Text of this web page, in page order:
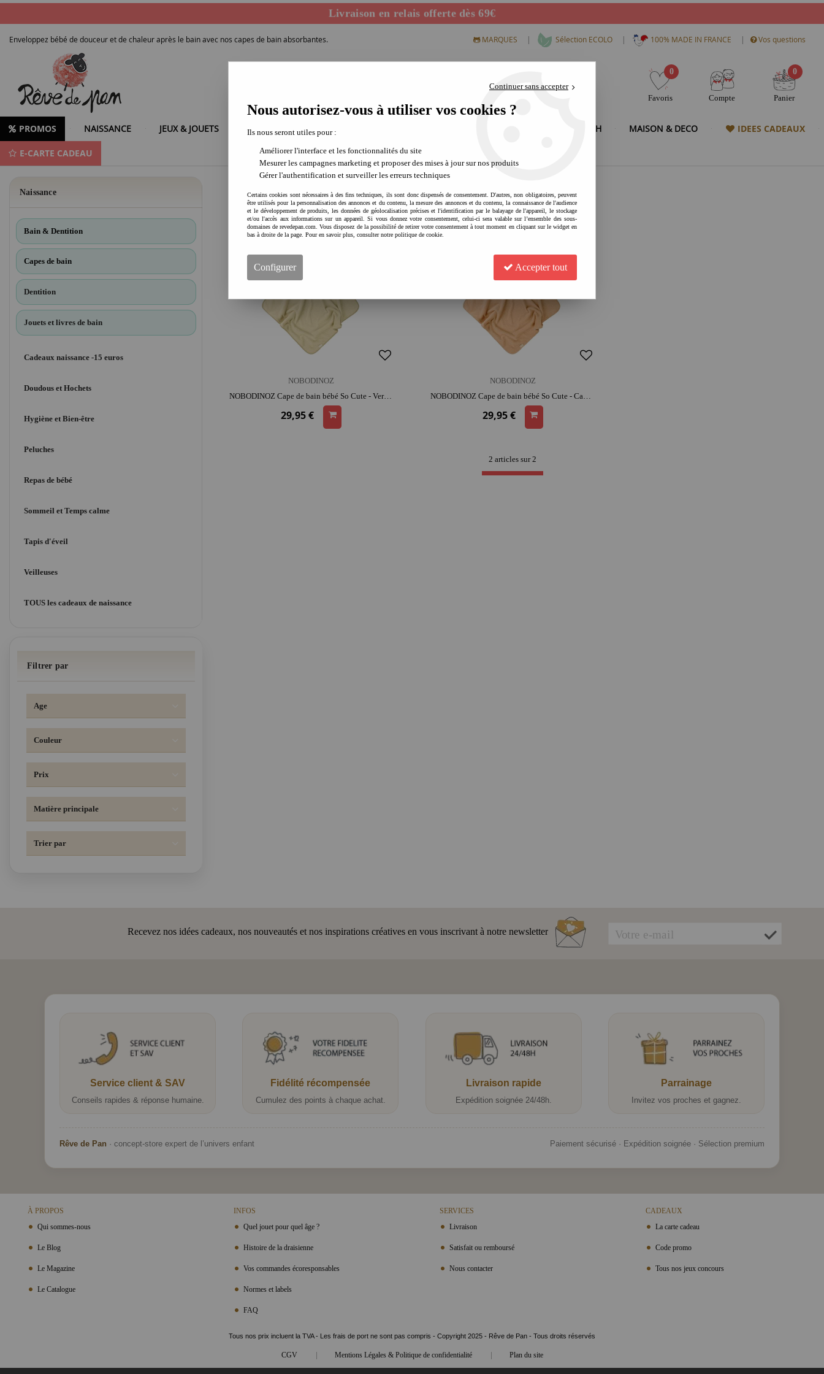
Livraison en relais offerte dès 69€
Enveloppez bébé de douceur et de chaleur après le bain avec nos capes de bain absorbantes. MARQUES | Sélection ECOLO | 100% MADE IN FRANCE | Vos questions
0
Favoris Compte
0
Panier
PROMOS NAISSANCE JEUX & JOUETS LOISIRS CREATIFS MODE & HIGH TECH MAISON & DECO IDEES CADEAUX
E-CARTE CADEAU
Capes de bain bébé et enfant - Serviettes douces, absorbantes et confortables après le bain
Naissance
Bain & Dentition
Capes de bain
Dentition
Jouets et livres de bain
Cadeaux naissance -15 euros
Doudous et Hochets
Hygiène et Bien-être
Peluches
Repas de bébé
Sommeil et Temps calme
Tapis d'éveil
Veilleuses
TOUS les cadeaux de naissance
Filtrer par
Age
Couleur
Prix
Matière principale
Trier par
NOBODINOZ
NOBODINOZ Cape de bain bébé So Cute - Vert | coton | dès la naissance | moment détente et complicité
29,95 €
NOBODINOZ
NOBODINOZ Cape de bain bébé So Cute - Camel | coton | dès la naissance | moment détente et complicité
29,95 €
2 articles sur 2
Recevez nos idées cadeaux, nos nouveautés et nos inspirations créatives en vous inscrivant à notre newsletter
Service client & SAV
Conseils rapides & réponse humaine.
Fidélité récompensée
Cumulez des points à chaque achat.
Livraison rapide
Expédition soignée 24/48h.
Parrainage
Invitez vos proches et gagnez.
Rêve de Pan · concept-store expert de l’univers enfant Paiement sécurisé · Expédition soignée · Sélection premium
À PROPOS
Qui sommes-nous
Le Blog
Le Magazine
Le Catalogue
INFOS
Quel jouet pour quel âge ?
Histoire de la draisienne
Vos commandes écoresponsables
Normes et labels
FAQ
SERVICES
Livraison
Satisfait ou remboursé
Nous contacter
CADEAUX
La carte cadeau
Code promo
Tous nos jeux concours
Tous nos prix incluent la TVA - Les frais de port ne sont pas compris - Copyright 2025 - Rêve de Pan - Tous droits réservés
CGV | Mentions Légales & Politique de confidentialité | Plan du site
Continuer sans accepter
Nous autorisez-vous à utiliser vos cookies ?
Ils nous seront utiles pour :
Améliorer l'interface et les fonctionnalités du site
Mesurer les campagnes marketing et proposer des mises à jour sur nos produits
Gérer l'authentification et surveiller les erreurs techniques
Certains cookies sont nécessaires à des fins techniques, ils sont donc dispensés de consentement. D'autres, non obligatoires, peuvent
être utilisés pour la personnalisation des annonces et du contenu, la mesure des annonces et du contenu, la connaissance de l'audience
et le développement de produits, les données de géolocalisation précises et l'identification par le balayage de l'appareil, le stockage
et/ou l'accès aux informations sur un appareil. Si vous donnez votre consentement, celui-ci sera valable sur l’ensemble des sous-
domaines de revedepan.com. Vous disposez de la possibilité de retirer votre consentement à tout moment en cliquant sur le widget en
bas à droite de la page. Pour en savoir plus, consulter notre politique de cookie.
Configurer Accepter tout